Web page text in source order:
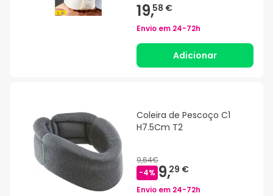
19,58 €
Envio em 24-72h
Adicionar
Coleira de Pescoço C1
H7.5Cm T2
9,64€
-4% 9,29 €
Envio em 24-72h